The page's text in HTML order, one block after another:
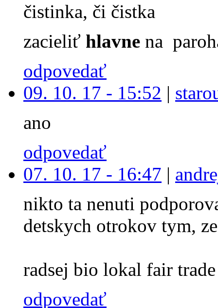
čistinka, či čistka
zacieliť hlavne na
odpovedať
09. 10. 17 - 15:52 |
ano
odpovedať
07. 10. 17 - 16:47 |
nikto ta nenuti
detskych otrokov tym,
radsej bio lokal fair
odpovedať